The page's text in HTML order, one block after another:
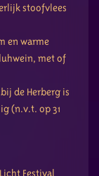
stoofvlees
en warme
met of
de Herberg is
(n.v.t. op 31
Festival